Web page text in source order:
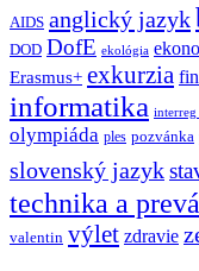
AIDS anglický jazyk
DOD DofE ekológia
Erasmus+ exkurzia
informatika interreg
olympiáda ples pozvánka
slovenský jazyk
technika a
valentin výlet zdravie